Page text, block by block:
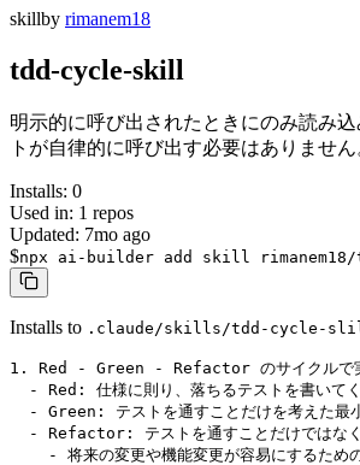
skillby rimanem18
tdd-cycle-skill
明示的に呼び出されたときにのみ読み
トが自律的に呼び出す必要はありません
Installs: 0
Used in: 1 repos
Updated: 7mo ago
$npx ai-builder add skill
Installs to .claude/skills/tdd-cycle-
1. Red - Green - Refactor のサイクルで実装
- Red: 仕様に則り、落ちるテストを書いてく
- Green: テストを通すことだけを考えた最
- Refactor: テストを通すことだけではな
- 将来の変更や機能変更が容易にするため